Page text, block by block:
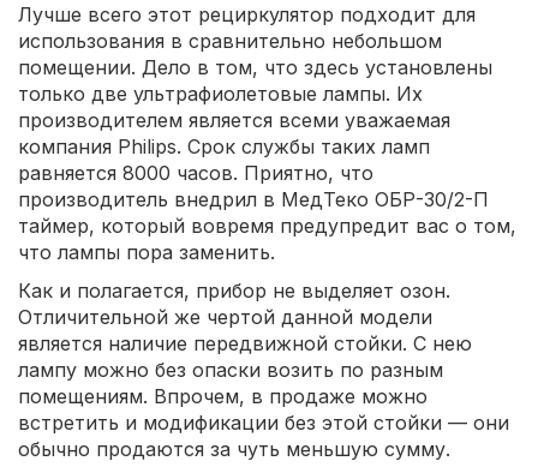
Лучше всего этот рециркулятор подходит для
использования в сравнительно небольшом
помещении. Дело в том, что здесь установлены
только две ультрафиолетовые лампы. Их
производителем является всеми уважаемая
компания Philips. Срок службы таких ламп
равняется 8000 часов. Приятно, что
производитель внедрил в МедТеко ОБР-30/2-П
таймер, который вовремя предупредит вас о том,
что лампы пора заменить.
Как и полагается, прибор не выделяет озон.
Отличительной же чертой данной модели
является наличие передвижной стойки. С нею
лампу можно без опаски возить по разным
помещениям. Впрочем, в продаже можно
встретить и модификации без этой стойки — они
обычно продаются за чуть меньшую сумму.